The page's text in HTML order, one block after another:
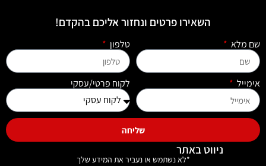
השאירו פרטים ונחזור אליכם בהקדם!
שם מלא טלפון
אימייל לקוח פרטי/עסקי
שליחה
*לא נשתמש או נעביר את המידע שלך
ניווט באתר